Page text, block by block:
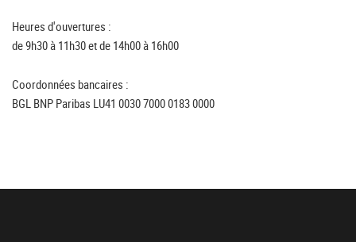
Heures d'ouvertures :
de 9h30 à 11h30 et de 14h00 à 16h00
Coordonnées bancaires :
BGL BNP Paribas LU41 0030 7000 0183 0000